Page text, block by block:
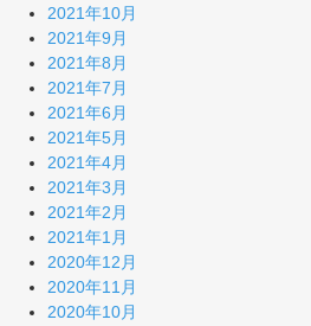
2021年10月
2021年9月
2021年8月
2021年7月
2021年6月
2021年5月
2021年4月
2021年3月
2021年2月
2021年1月
2020年12月
2020年11月
2020年10月